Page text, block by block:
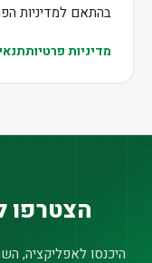
בהתאם למדיניות
מדיניות פרטיות
הצטרפו
היכנסו לאפליקציה,